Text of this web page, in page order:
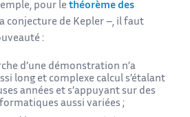
pour le théorème des
conjecture de Kepler –, il faut
:
d’une démonstration n’a
long et complexe calcul s’étalant
années et s’appuyant sur des
aussi variées ;